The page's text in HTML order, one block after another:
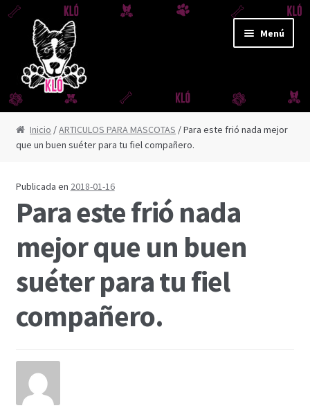
navegación
contenido
Menú
CORREAS Y JUGUETES
CORREA AMAZONAS
CORREA DERBY
CORREA FUJI
CORREA IGUAZÚ
CORREA REFLEX
ROPA KLÓ
PLAYERA DEPORTIVA
Inicio /ARTICULOS PARA MASCOTAS / Para este frió nada mejor
que un buen suéter para tu fiel compañero.
Publicada en 2018-01-16
Para este frió nada
mejor que un buen
suéter para tu fiel
compañero.